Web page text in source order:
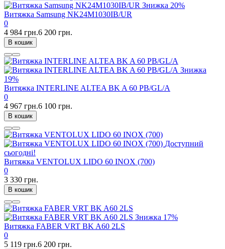
Знижка 20%
Витяжка Samsung NK24M1030IB/UR
0
4 984 грн.6 200 грн.
В кошик
Знижка
19%
Витяжка INTERLINE ALTEA BK A 60 PB/GL/A
0
4 967 грн.6 100 грн.
В кошик
Доступний
сьогодні!
Витяжка VENTOLUX LIDO 60 INOX (700)
0
3 330 грн.
В кошик
Знижка 17%
Витяжка FABER VRT BK A60 2LS
0
5 119 грн.6 200 грн.